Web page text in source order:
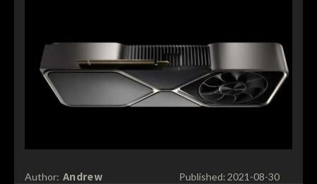
Author: Andrew Published: 2021-08-30